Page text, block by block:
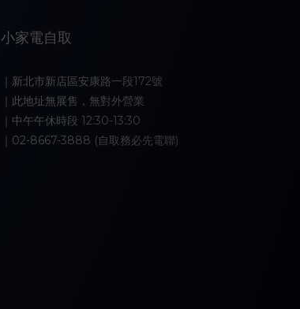
小家電自取
｜新北市新店區安康路一段172號
｜此地址無展售，無對外營業
｜中午午休時段 12:30-13:30
｜02-8667-3888 (自取務必先電聯)